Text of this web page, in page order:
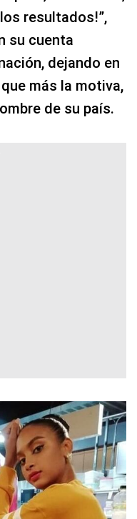
resultados!”,
su cuenta
dejando en
más la motiva,
de su país.